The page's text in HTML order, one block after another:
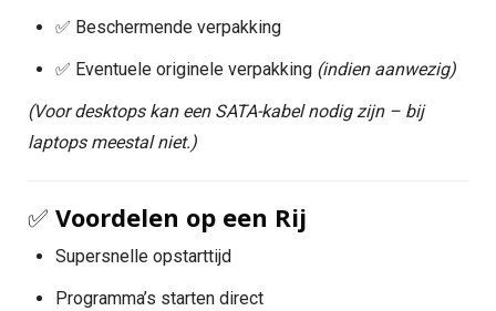
✅ Beschermende verpakking
✅ Eventuele originele verpakking (indien aanwezig)
(Voor desktops kan een SATA-kabel nodig zijn – bij
laptops meestal niet.)
✅ Voordelen op een Rij
Supersnelle opstarttijd
Programma’s starten direct